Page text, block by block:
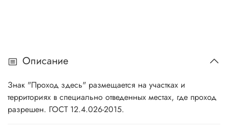
Описание
Знак "Проход здесь" размещается на участках и
территориях в специально отведенных местах, где проход
разрешен. ГОСТ 12.4.026-2015.